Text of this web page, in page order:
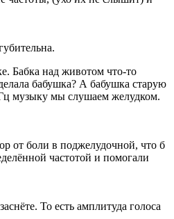
Бабка над животом что-то
бабушка? А бабушка старую
музыку мы слушаем желудком.
от боли в поджелудочной, что б
частотой и помогали
То есть амплитуда голоса